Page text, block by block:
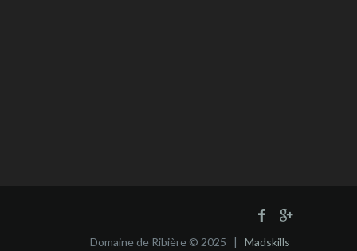
Domaine de Ribière © 2025 | Madskills